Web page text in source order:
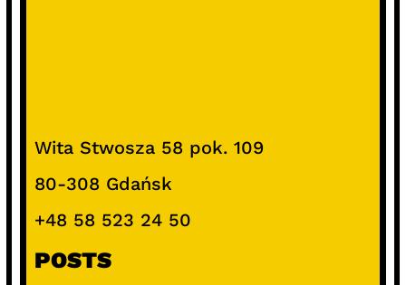
Wita Stwosza 58 pok. 109
80-308 Gdańsk
+48 58 523 24 50
POSTS